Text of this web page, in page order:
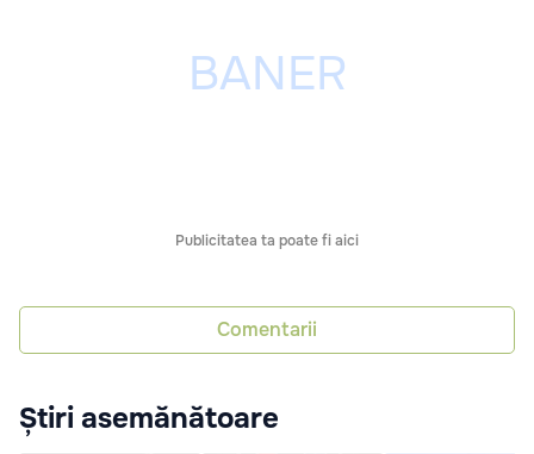
Publicitatea ta poate fi aici
Comentarii
Știri asemănătoare